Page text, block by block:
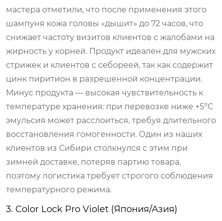
мастера отметили, что после применения этого
шампуня кожа головы «дышит» до 72 часов, что
снижает частоту визитов клиентов с жалобами на
жирность у корней. Продукт идеален для мужских
стрижек и клиентов с себореей, так как содержит
цинк пиритион в разрешенной концентрации.
Минус продукта — высокая чувствительность к
температуре хранения: при перевозке ниже +5°C
эмульсия может расслоиться, требуя длительного
восстановления гомогенности. Один из наших
клиентов из Сибири столкнулся с этим при
зимней доставке, потеряв партию товара,
поэтому логистика требует строгого соблюдения
температурного режима.
3. Color Lock Pro Violet (Япония/Азия)